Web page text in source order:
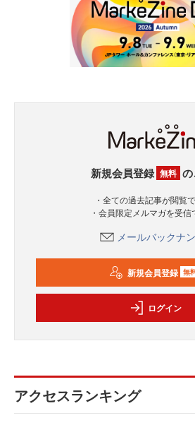
新規会員登録 無料
・全ての過去記事が閲覧
・会員限定メルマガを受信
メールバックナ
新規会員登録 無
ログイン
アクセスランキング